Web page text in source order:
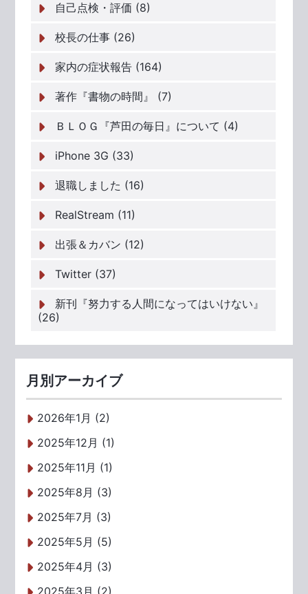
自己点検・評価 (8)
校長の仕事 (26)
家内の症状報告 (164)
著作『書物の時間』 (7)
ＢＬＯＧ『芦田の毎日』について (4)
iPhone 3G (33)
退職しました (16)
RealStream (11)
出張＆カバン (12)
Twitter (37)
新刊『努力する人間になってはいけない』
(26)
月別アーカイブ
2026年1月 (2)
2025年12月 (1)
2025年11月 (1)
2025年8月 (3)
2025年7月 (3)
2025年5月 (5)
2025年4月 (3)
2025年3月 (2)